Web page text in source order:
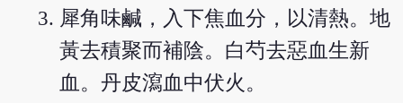
犀角味鹹，入下焦血分，以清熱。地
黃去積聚而補陰。白芍去惡血生新
血。丹皮瀉血中伏火。